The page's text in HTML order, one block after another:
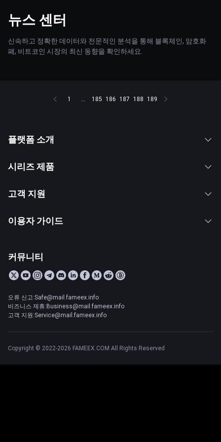
뉴스 센터
신속하고 정확한 데이터와 전문적인 분석을 통해 블록체인, 암호화
폐, 비트코인 시장의 최신 동향을 확인하세요.
1 ... 185 186 187 188 189
플랫폼 소개
시리즈 제품
고객 지원
이용자 가이드
커뮤니티
오류 신고:Safe@mail.fameex.info
비즈니스 제휴:Business@mail.fameex.info
고객 지원:Service@mail.fameex.info
Copyright © 2022-2026 FAMEEX.COM All Rights Reserved